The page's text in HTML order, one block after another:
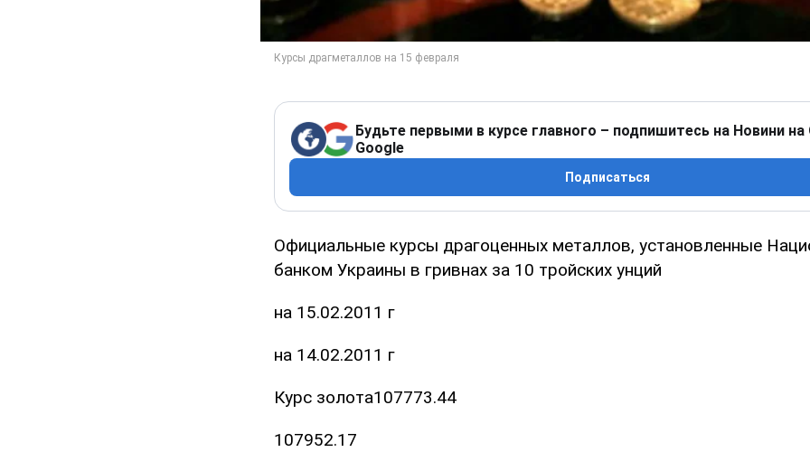
Будьте первыми в курсе главного – подпишитесь на Новини на
Google
Подписаться
Официальные курсы драгоценных металлов, установленные
банком Украины в гривнах за 10 тройских унций
на 15.02.2011 г
на 14.02.2011 г
Курс золота107773.44
107952.17